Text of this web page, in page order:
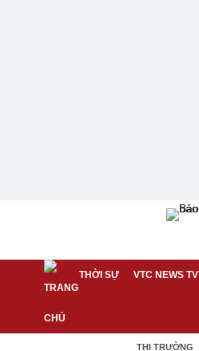
THỜI SỰ VTC NEWS TV
THỊ TRƯỜNG